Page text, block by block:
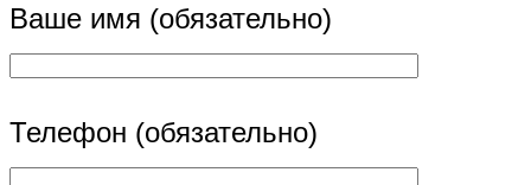
Ваше имя (обязательно)
Телефон (обязательно)